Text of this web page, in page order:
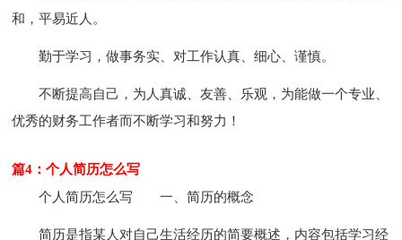
和，平易近人。
勤于学习，做事务实、对工作认真、细心、谨慎。
不断提高自己，为人真诚、友善、乐观，为能做一个专业、
优秀的财务工作者而不断学习和努力！
篇4：个人简历怎么写
个人简历怎么写
一、简历的概念
简历是指某人对自己生活经历的简要概述，内容包括学习经